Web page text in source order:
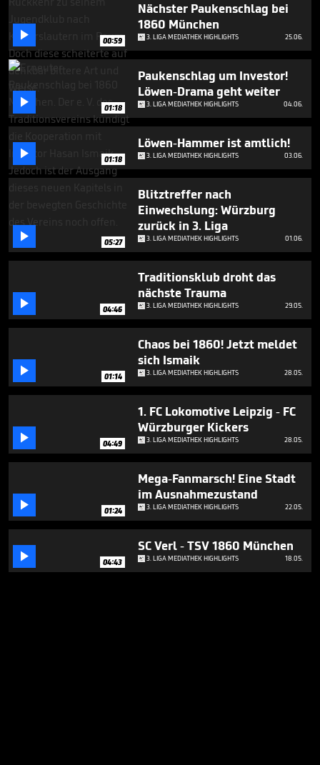
 00:59
Nächster Paukenschlag bei
1860 München
3. LIGA MEDIATHEK HIGHLIGHTS 25.06.
 01:18
Paukenschlag um Investor!
Löwen-Drama geht weiter
3. LIGA MEDIATHEK HIGHLIGHTS 04.06.
 01:18
Löwen-Hammer ist amtlich!
3. LIGA MEDIATHEK HIGHLIGHTS 03.06.
 05:27
Blitztreffer nach
Einwechslung: Würzburg
zurück in 3. Liga
3. LIGA MEDIATHEK HIGHLIGHTS 01.06.
 04:46
Traditionsklub droht das
nächste Trauma
3. LIGA MEDIATHEK HIGHLIGHTS 29.05.
 01:14
Chaos bei 1860! Jetzt meldet
sich Ismaik
3. LIGA MEDIATHEK HIGHLIGHTS 28.05.
 04:49
1. FC Lokomotive Leipzig - FC
Würzburger Kickers
3. LIGA MEDIATHEK HIGHLIGHTS 28.05.
 01:24
Mega-Fanmarsch! Eine Stadt
im Ausnahmezustand
3. LIGA MEDIATHEK HIGHLIGHTS 22.05.
 04:43
SC Verl - TSV 1860 München
3. LIGA MEDIATHEK HIGHLIGHTS 18.05.